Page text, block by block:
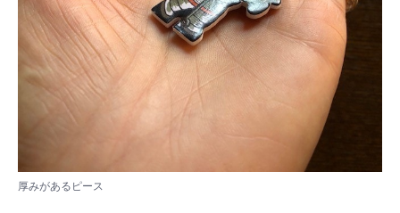
厚みがあるピース